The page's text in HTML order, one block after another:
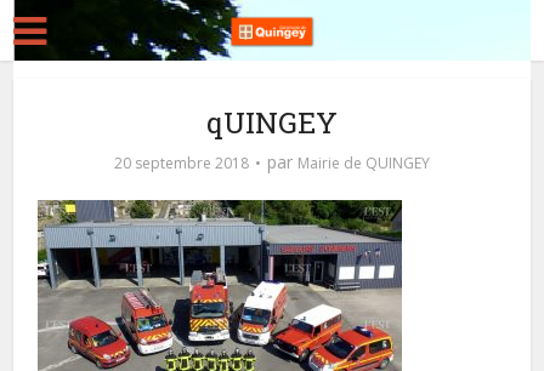
qUINGEY
20 septembre 2018 par Mairie de QUINGEY